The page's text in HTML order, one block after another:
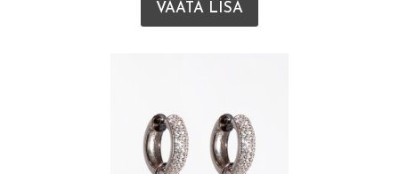
VAATA LISA